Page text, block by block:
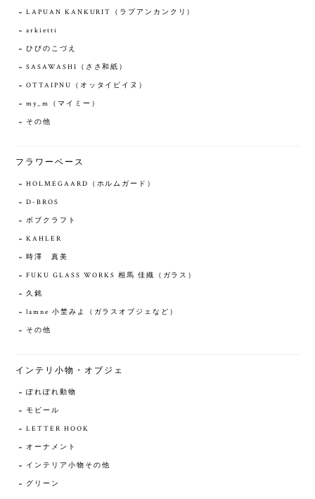
LAPUAN KANKURIT（ラプアンカンクリ）
arkietti
ひびのこづえ
SASAWASHI（ささ和紙）
OTTAIPNU（オッタイピイヌ）
my_m（マイミー）
その他
フラワーベース
HOLMEGAARD（ホルムガード）
D-BROS
ボブクラフト
KAHLER
時澤 真美
FUKU GLASS WORKS 相馬 佳織（ガラス）
久銘
lamne 小埜みよ（ガラスオブジェなど）
その他
インテリ小物・オブジェ
ぽれぽれ動物
モビール
LETTER HOOK
オーナメント
インテリア小物その他
グリーン